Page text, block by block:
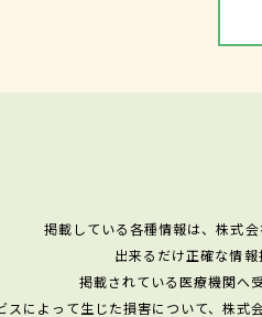
掲載している各種情報は、株式
出来るだけ正確な情
掲載されている医療機関へ
スによって生じた損害について、株式